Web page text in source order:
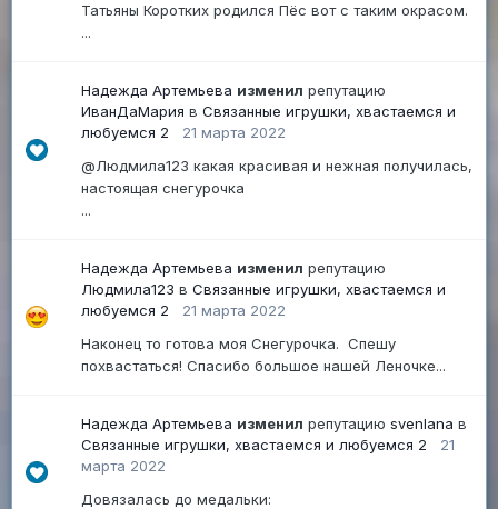
Татьяны Коротких родился Пёс вот с таким окрасом.
...
Надежда Артемьева изменил репутацию
ИванДаМария в Связанные игрушки, хвастаемся и
любуемся 2
21 марта 2022
@Людмила123 какая красивая и нежная получилась,
настоящая снегурочка
...
Надежда Артемьева изменил репутацию
Людмила123 в Связанные игрушки, хвастаемся и
любуемся 2
21 марта 2022
Наконец то готова моя Снегурочка. Спешу
похвастаться! Спасибо большое нашей Леночке...
Надежда Артемьева изменил репутацию svenlana в
Связанные игрушки, хвастаемся и любуемся 2
21
марта 2022
Довязалась до медальки: